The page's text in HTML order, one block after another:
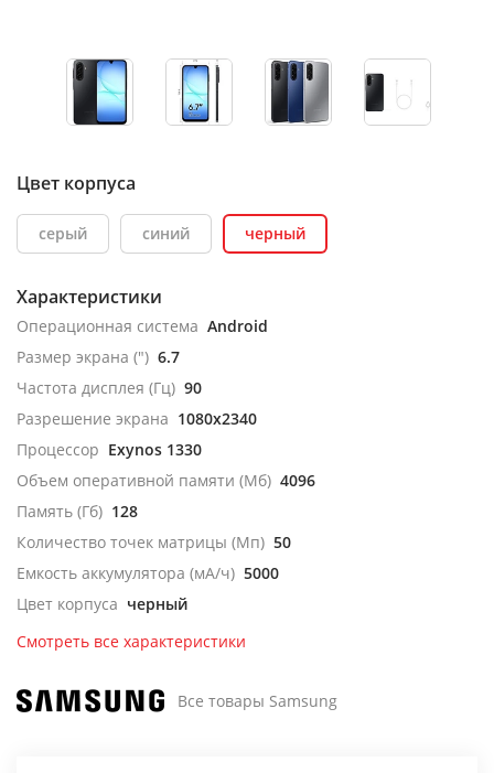
Цвет корпуса
серый синий черный
Характеристики
Операционная система Android
Размер экрана (") 6.7
Частота дисплея (Гц) 90
Разрешение экрана 1080x2340
Процессор Exynos 1330
Объем оперативной памяти (Мб) 4096
Память (Гб) 128
Количество точек матрицы (Мп) 50
Емкость аккумулятора (мА/ч) 5000
Цвет корпуса черный
Смотреть все характеристики
Все товары Samsung